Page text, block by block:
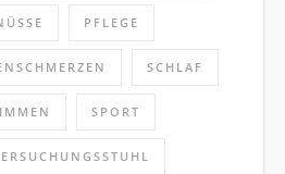
PFLEGE
SCHLAF
SPORT